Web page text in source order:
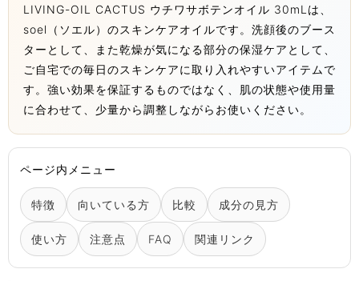
LIVING-OIL CACTUS ウチワサボテンオイル 30mLは、
soel（ソエル）のスキンケアオイルです。洗顔後のブース
ターとして、また乾燥が気になる部分の保湿ケアとして、
ご自宅での毎日のスキンケアに取り入れやすいアイテムで
す。強い効果を保証するものではなく、肌の状態や使用量
に合わせて、少量から調整しながらお使いください。
ページ内メニュー
特徴 向いている方 比較 成分の見方
使い方 注意点 FAQ 関連リンク